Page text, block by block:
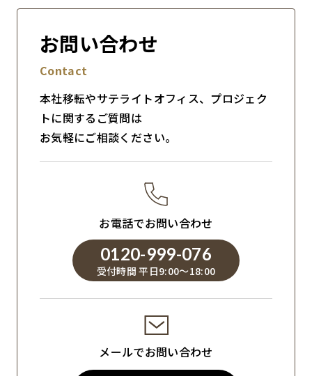
お問い合わせ
Contact
本社移転やサテライトオフィス、プロジェク
トに関するご質問は
お気軽にご相談ください。
お電話でお問い合わせ
0120-999-076
受付時間 平日9:00～18:00
メールでお問い合わせ